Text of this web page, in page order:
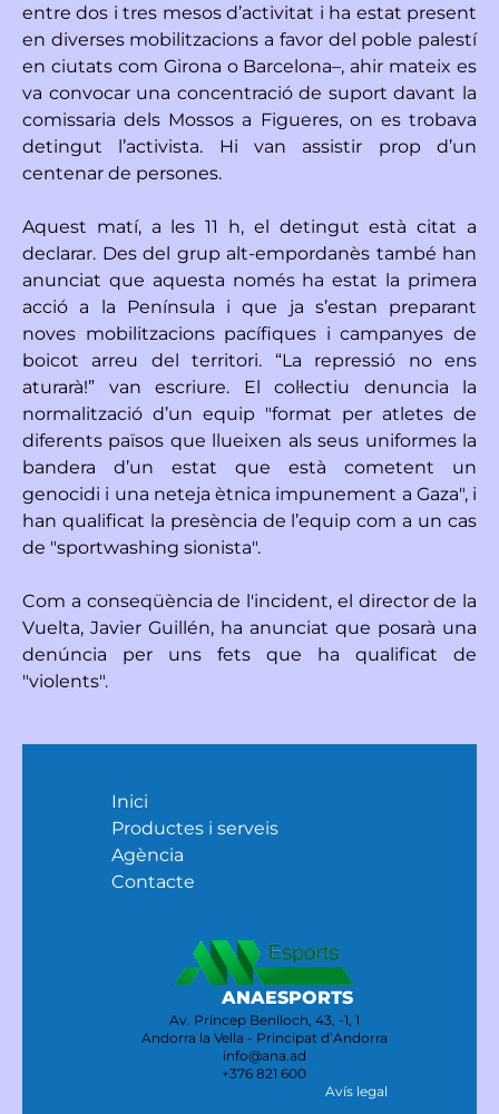
entre dos i tres mesos d’activitat i ha estat present
en diverses mobilitzacions a favor del poble palestí
en ciutats com Girona o Barcelona–, ahir mateix es
va convocar una concentració de suport davant la
comissaria dels Mossos a Figueres, on es trobava
detingut l’activista. Hi van assistir prop d’un
centenar de persones.
Aquest matí, a les 11 h, el detingut està citat a
declarar. Des del grup alt-empordanès també han
anunciat que aquesta només ha estat la primera
acció a la Península i que ja s’estan preparant
noves mobilitzacions pacífiques i campanyes de
boicot arreu del territori. “La repressió no ens
aturarà!” van escriure. El col·lectiu denuncia la
normalització d’un equip "format per atletes de
diferents països que llueixen als seus uniformes la
bandera d’un estat que està cometent un
genocidi i una neteja ètnica impunement a Gaza", i
han qualificat la presència de l’equip com a un cas
de "sportwashing sionista".
Com a conseqüència de l'incident, el director de la
Vuelta, Javier Guillén, ha anunciat que posarà una
denúncia per uns fets que ha qualificat de
"violents".
Inici
Productes i serveis
Agència
Contacte
ANAESPORTS
Av. Príncep Benlloch, 43, -1, 1
Andorra la Vella - Principat d’Andorra
info@ana.ad
+376 821 600
Avís legal